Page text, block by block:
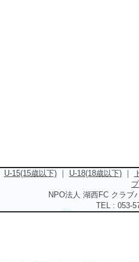
U-15(15歳以下)｜ U-18(18歳以下)｜
NPO法人 湖西FC クラ
TEL : 053-